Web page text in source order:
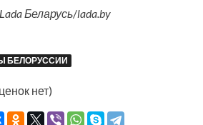
Беларусь/lada.by
БЕЛОРУССИИ
нет)